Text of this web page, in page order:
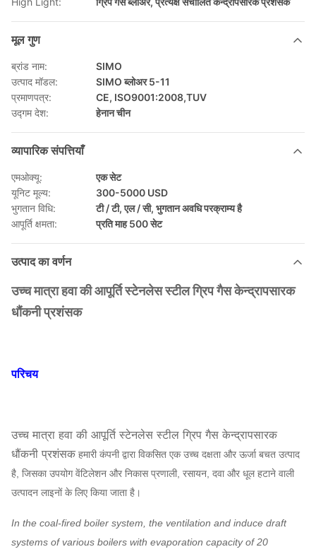
मूल गुण
ब्रांड नाम:
SIMO
उत्पाद मॉडल:
SIMO ब्लोअर 5-11
प्रमाणपत्र:
CE, ISO9001:2008,TUV
उद्गम देश:
हेनान चीन
व्यापारिक संपत्तियाँ
एमओक्यू:
एक सेट
यूनिट मूल्य:
300-5000 USD
भुगतान विधि:
टी / टी, एल / सी, भुगतान अवधि परक्राम्य है
आपूर्ति क्षमता:
प्रति माह 500 सेट
उत्पाद का वर्णन
उच्च मात्रा हवा की आपूर्ति स्टेनलेस स्टील ग्रिप गैस केन्द्रापसारक
धौंकनी प्रशंसक
परिचय
उच्च मात्रा हवा की आपूर्ति स्टेनलेस स्टील ग्रिप गैस केन्द्रापसारक
धौंकनी प्रशंसक हमारी कंपनी द्वारा विकसित एक उच्च दक्षता और ऊर्जा बचत उत्पाद
है, जिसका उपयोग वेंटिलेशन और निकास प्रणाली, रसायन, दवा और धूल हटाने वाली
उत्पादन लाइनों के लिए किया जाता है।
In the coal-fired boiler system, the ventilation and induce draft
systems of various boilers with evaporation capacity of 20